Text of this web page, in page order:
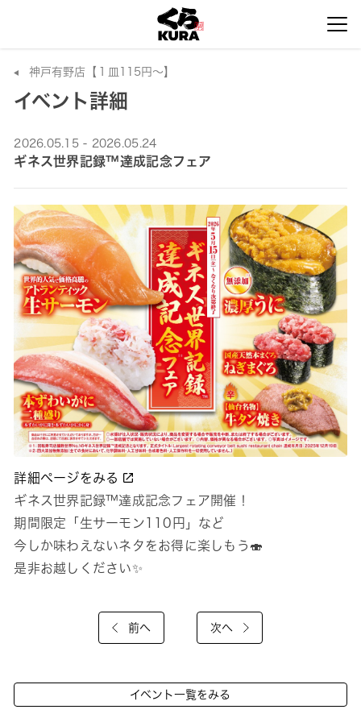
神戸有野店【１皿115円～】
イベント詳細
2026.05.15 - 2026.05.24
ギネス世界記録™達成記念フェア
詳細ページをみる
ギネス世界記録™達成記念フェア開催！
期間限定「生サーモン110円」など
今しか味わえないネタをお得に楽しもう🍣
是非お越しください✨
前へ 次へ
イベント一覧をみる